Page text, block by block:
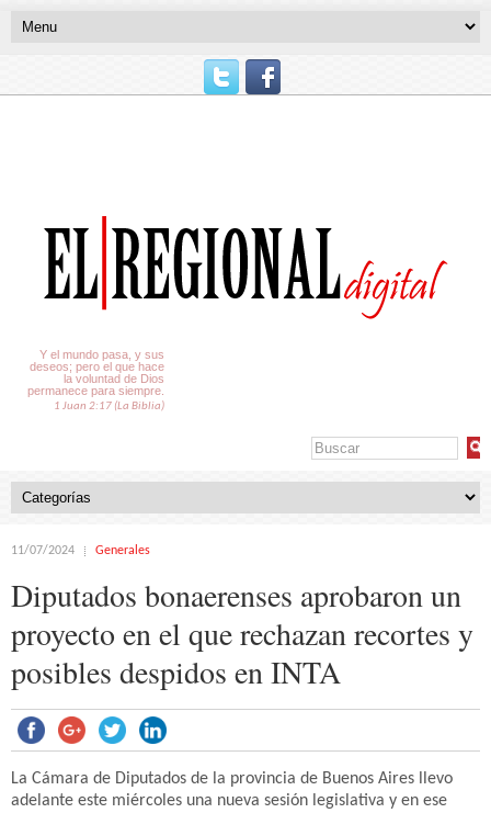
Y el mundo pasa, y sus
deseos; pero el que hace
la voluntad de Dios
permanece para siempre.
1 Juan 2:17 (La Biblia)
11/07/2024 Generales
Diputados bonaerenses aprobaron un
proyecto en el que rechazan recortes y
posibles despidos en INTA
La Cámara de Diputados de la provincia de Buenos Aires llevo
adelante este miércoles una nueva sesión legislativa y en ese